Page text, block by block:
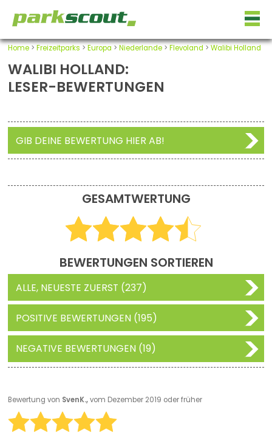
Home> Freizeitparks > Europa > Niederlande> Flevoland > Walibi Holland
WALIBI HOLLAND:
LESER-BEWERTUNGEN
GIB DEINE BEWERTUNG HIER AB!
GESAMTWERTUNG
BEWERTUNGEN SORTIEREN
ALLE, NEUESTE ZUERST (237)
POSITIVE BEWERTUNGEN (195)
NEGATIVE BEWERTUNGEN (19)
Bewertung von SvenK.,vom Dezember 2019 oder früher